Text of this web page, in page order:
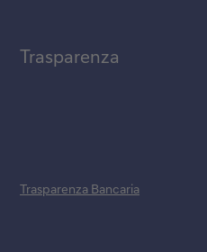
Trasparenza
Trasparenza Bancaria